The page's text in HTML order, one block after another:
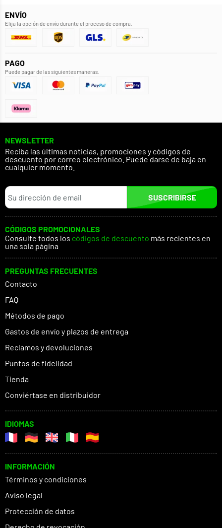
ENVÍO
Elija la opción de envío durante el proceso de compra.
PAGO
Puede pagar de las siguientes maneras.
NEWSLETTER
Reciba las últimas noticias, promociones y códigos de
descuento por correo electrónico. Puede darse de baja en
cualquier momento.
SUSCRIBIRSE
CÓDIGOS PROMOCIONALES
Consulte todos los códigos de descuento más recientes en
una sola página
PREGUNTAS FRECUENTES
Contacto
FAQ
Métodos de pago
Gastos de envío y plazos de entrega
Reclamos y devoluciones
Puntos de fidelidad
Tienda
Conviértase en distribuidor
IDIOMAS
INFORMACIÓN
Términos y condiciones
Aviso legal
Protección de datos